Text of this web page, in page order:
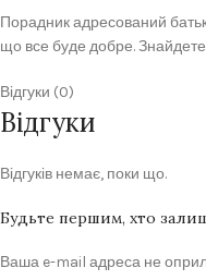
Порадник адресований
що все буде добре. Знайдете
Відгуки (0)
Відгуки
Відгуків немає, поки що.
Будьте першим, хто
Ваша e-mail адреса не